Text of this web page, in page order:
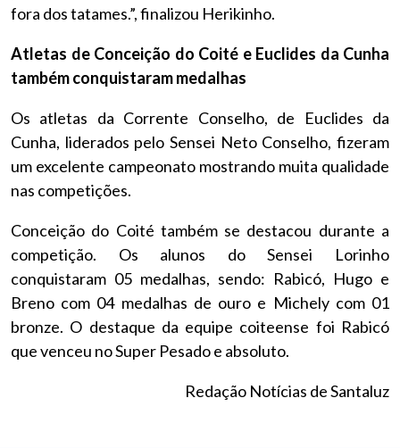
fora dos tatames.”, finalizou Herikinho.
Atletas de Conceição do Coité e Euclides da Cunha
também conquistaram medalhas
Os atletas da Corrente Conselho, de Euclides da
Cunha, liderados pelo Sensei Neto Conselho, fizeram
um excelente campeonato mostrando muita qualidade
nas competições.
Conceição do Coité também se destacou durante a
competição. Os alunos do Sensei Lorinho
conquistaram 05 medalhas, sendo: Rabicó, Hugo e
Breno com 04 medalhas de ouro e Michely com 01
bronze. O destaque da equipe coiteense foi Rabicó
que venceu no Super Pesado e absoluto.
Redação Notícias de Santaluz